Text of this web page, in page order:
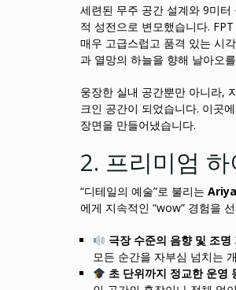
세련된 무주 공간 설계와 9미
적 성전으로 변모했습니다.
매우 고급스럽고 품격 있는 시
과 열망의 하늘을 향해 날아오
웅장한 실내 공간뿐만 아니라,
크인 공간이 되었습니다. 이곳
장면을 만들어냈습니다.
2. 프리미엄
“디테일의 예술”로 불리는
에게 지속적인 “wow” 경험을
극장 수준의 음향 및 조명
모든 순간을 자부심 넘치는
초 단위까지 정교한 운영